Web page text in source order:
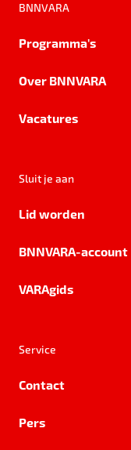
BNNVARA
Programma's
Over BNNVARA
Vacatures
Sluit je aan
Lid worden
BNNVARA-account
VARAgids
Service
Contact
Pers